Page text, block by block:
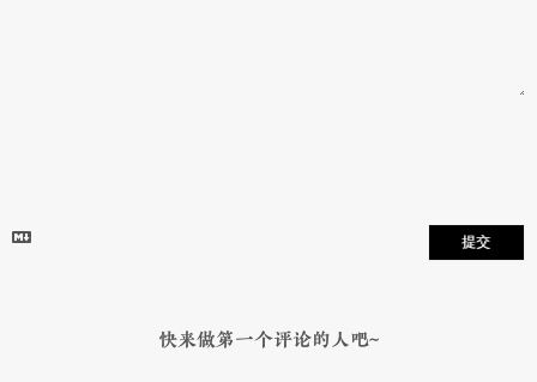
提交
快来做第一个评论的人吧~